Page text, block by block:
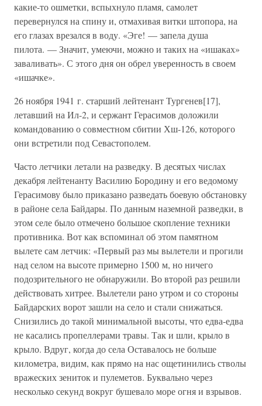
какие-то ошметки, вспыхнуло пламя, самолет
перевернулся на спину и, отмахивая витки штопора, на
его глазах врезался в воду. «Эге! — запела душа
пилота. — Значит, умеючи, можно и таких на «ишаках»
заваливать». С этого дня он обрел уверенность в своем
«ишачке».
26 ноября 1941 г. старший лейтенант Тургенев[17],
летавший на Ил-2, и сержант Герасимов доложили
командованию о совместном сбитии Хш-126, которого
они встретили под Севастополем.
Часто летчики летали на разведку. В десятых числах
декабря лейтенанту Василию Бородину и его ведомому
Герасимову было приказано разведать боевую обстановку
в районе села Байдары. По данным наземной разведки, в
этом селе было отмечено большое скопление техники
противника. Вот как вспоминал об этом памятном
вылете сам летчик: «Первый раз мы вылетели и прогили
над селом на высоте примерно 1500 м, но ничего
подозрительного не обнаружили. Во второй раз решили
действовать хитрее. Вылетели рано утром и со стороны
Байдарских ворот зашли на село и стали снижаться.
Снизились до такой минимальной высоты, что едва-едва
не касались пропеллерами травы. Так и шли, крыло в
крыло. Вдруг, когда до села Оставалось не больше
километра, видим, как прямо на нас ощетинились стволы
вражеских зениток и пулеметов. Буквально через
несколько секунд вокруг бушевало море огня и взрывов.